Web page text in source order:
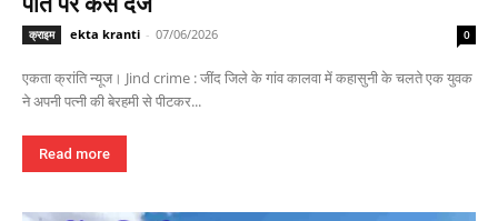
क्राइम ekta kranti - 07/06/2026 0
एकता क्रांति न्यूज। Jind crime : जींद जिले के गांव कालवा में कहासुनी के चलते एक युवक
ने अपनी पत्नी की बेरहमी से पीटकर...
Read more